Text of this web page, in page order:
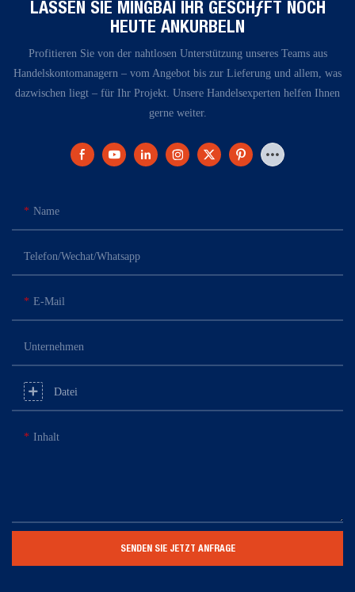
LASSEN SIE MINGBAI IHR GESCHÄFT NOCH
HEUTE ANKURBELN
Profitieren Sie von der nahtlosen Unterstützung unseres Teams aus
Handelskontomanagern – vom Angebot bis zur Lieferung und allem, was
dazwischen liegt – für Ihr Projekt. Unsere Handelsexperten helfen Ihnen
gerne weiter.
Name
Telefon/Wechat/Whatsapp
E-Mail
Unternehmen
Datei
Inhalt
SENDEN SIE JETZT ANFRAGE